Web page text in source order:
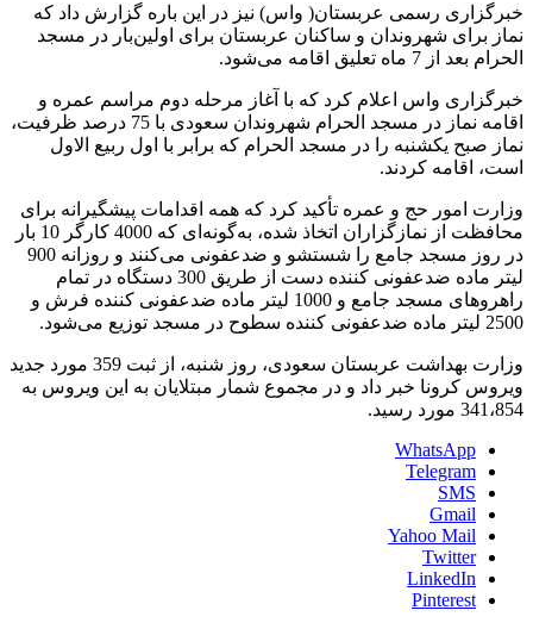
خبرگزاری رسمی عربستان( واس) نیز در این باره گزارش داد که
نماز برای شهروندان و ساکنان عربستان برای اولین‌بار در مسجد
الحرام بعد از 7 ماه تعلیق اقامه می‌شود.
خبرگزاری واس اعلام کرد که با آغاز مرحله دوم مراسم عمره و
اقامه نماز در مسجد الحرام شهروندان سعودی با 75 درصد ظرفیت،
نماز صبح یکشنبه را در مسجد الحرام که برابر با اول ربیع الاول
است، اقامه کردند.
وزارت امور حج و عمره تأکید کرد که همه اقدامات پیشگیرانه برای
محافظت از نمازگزاران اتخاذ شده، به‌گونه‌ای که 4000 کارگر 10 بار
در روز مسجد جامع را شستشو و ضدعفونی می‌کنند و روزانه 900
لیتر ماده ضدعفونی کننده دست از طریق 300 دستگاه در تمام
راهروهای مسجد جامع و 1000 لیتر ماده ضدعفونی کننده فرش و
2500 لیتر ماده ضدعفونی کننده سطوح در مسجد توزیع می‌شود.
وزارت بهداشت عربستان سعودی، روز شنبه، از ثبت 359 مورد جدید
ویروس کرونا خبر داد و در مجموع شمار مبتلایان به این ویروس به
341،854 مورد رسید.
WhatsApp
Telegram
SMS
Gmail
Yahoo Mail
Twitter
LinkedIn
Pinterest